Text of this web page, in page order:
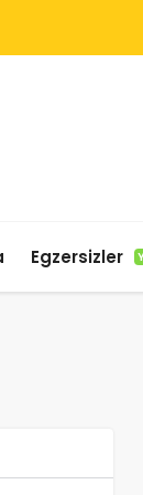
Egzersizler